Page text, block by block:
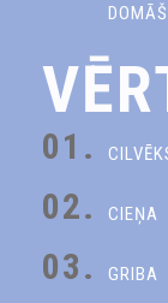
01.
02. CIEŅA
03. GRIBA